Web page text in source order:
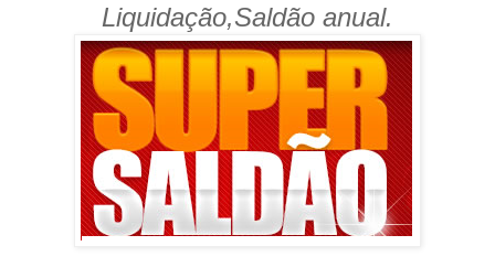
Liquidação,Saldão anual.